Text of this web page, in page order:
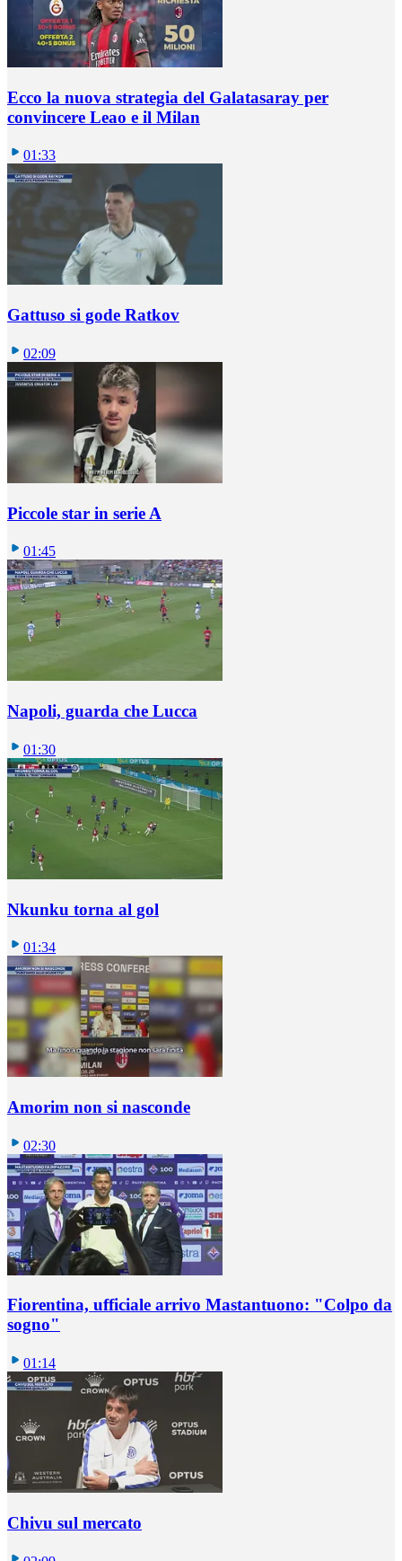
Ecco la nuova strategia del Galatasaray per
convincere Leao e il Milan
01:33
Gattuso si gode Ratkov
02:09
Piccole star in serie A
01:45
Napoli, guarda che Lucca
01:30
Nkunku torna al gol
01:34
Amorim non si nasconde
02:30
Fiorentina, ufficiale arrivo Mastantuono: "Colpo da
sogno"
01:14
Chivu sul mercato